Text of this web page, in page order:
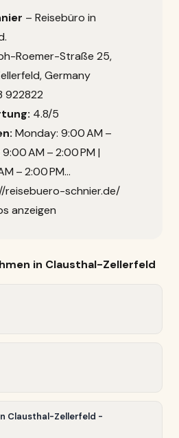
– Reisebüro in
Roemer-Straße 25,
Germany
922822
4.8/5
Monday: 9:00 AM –
AM – 2:00 PM |
– 2:00 PM…
reisebuero-schnier.de/
anzeigen
in Clausthal-Zellerfeld
Clausthal-Zellerfeld -